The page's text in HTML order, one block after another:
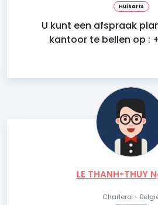
Huisarts
U kunt een afspraak
kantoor te bellen op :
LE THANH-THUY
Charleroi -